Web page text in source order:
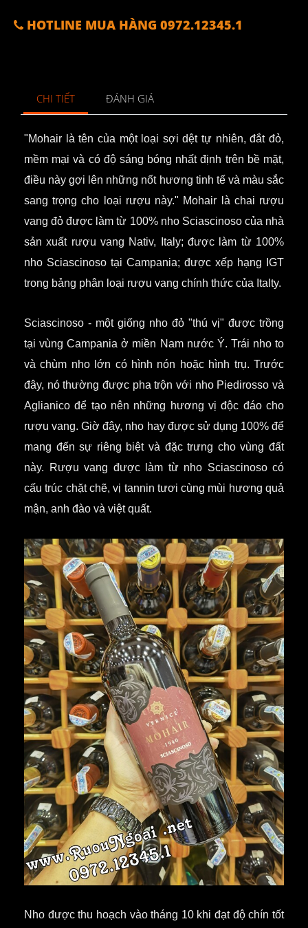
HOTLINE MUA HÀNG 0972.12345.1
CHI TIẾT ĐÁNH GIÁ
"Mohair là tên của một loại sợi dệt tự nhiên, đắt đỏ,
mềm mại và có độ sáng bóng nhất định trên bề mặt,
điều này gợi lên những nốt hương tinh tế và màu sắc
sang trọng cho loại rượu này." Mohair là chai rượu
vang đỏ được làm từ 100% nho Sciascinoso của nhà
sản xuất rượu vang Nativ, Italy; được làm từ 100%
nho Sciascinoso tại Campania; được xếp hạng IGT
trong bảng phân loại rượu vang chính thức của Italty.
Sciascinoso - một giống nho đỏ "thú vị" được trồng
tại vùng Campania ở miền Nam nước Ý. Trái nho to
và chùm nho lớn có hình nón hoặc hình trụ. Trước
đây, nó thường được pha trộn với nho Piedirosso và
Aglianico để tạo nên những hương vị độc đáo cho
rượu vang. Giờ đây, nho hay được sử dụng 100% để
mang đến sự riêng biệt và đặc trưng cho vùng đất
này. Rượu vang được làm từ nho Sciascinoso có
cấu trúc chặt chẽ, vị tannin tươi cùng mùi hương quả
mận, anh đào và việt quất.
Nho được thu hoạch vào tháng 10 khi đạt độ chín tốt